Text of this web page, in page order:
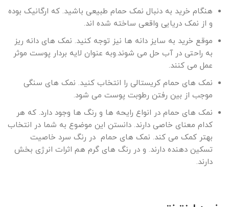
هنگام خرید به دنبال نمک حمام طبیعی باشید. که ارگانیک بوده
و از نمک دریایی واقعی ساخته شده اند.
موقع خرید به سایز دانه ها نیز توجه کنید. نمک های دانه ریز
به راحتی در آب حل می شوند.وبه عنوان لایه بردار پوست موثر
عمل می کنند.
نمک های حمام کریستالی را انتخاب کنید. نمک های سنگی
موجب از بین رفتن رطوبت پوست می شود.
نمک های حمام در انواع رایحه ها و رنگ ها وجود دارد. که هر
کدام معنای خاصی دارند. دانستن این موضوع به شما در انتخاب
بهتر کمک می کند. نمک های حمام در رنگ سرد خاصیت
تسکین دهنده دارند. و در رنگ های گرم هم اثرات انرژی بخش
دارند.